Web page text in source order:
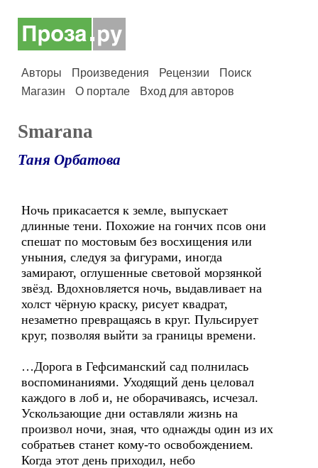
Авторы Произведения Рецензии
Поиск
Магазин
О портале Вход для авторов
Smarana
Таня Орбатова
Ночь прикасается к земле, выпускает
длинные тени. Похожие на гончих псов они
спешат по мостовым без восхищения или
уныния, следуя за фигурами, иногда
замирают, оглушенные световой морзянкой
звёзд. Вдохновляется ночь, выдавливает на
холст чёрную краску, рисует квадрат,
незаметно превращаясь в круг. Пульсирует
круг, позволяя выйти за границы времени.
…Дорога в Гефсиманский сад полнилась
воспоминаниями. Уходящий день целовал
каждого в лоб и, не оборачиваясь, исчезал.
Ускользающие дни оставляли жизнь на
произвол ночи, зная, что однажды один из их
собратьев станет кому-то освобождением.
Когда этот день приходил, небо